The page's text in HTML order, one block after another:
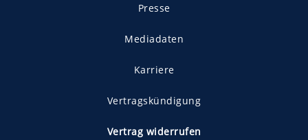
Presse
Mediadaten
Karriere
Vertragskündigung
Vertrag widerrufen